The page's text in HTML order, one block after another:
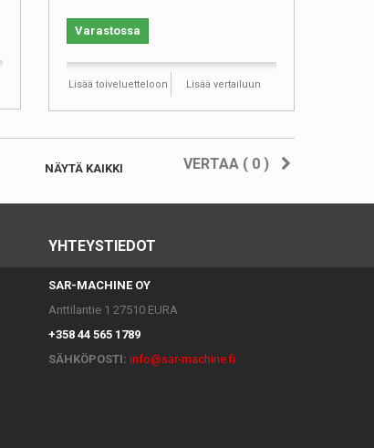
Varastossa
Lisää toiveluetteloon Lisää vertailuun
VERTAA ( 0 )
NÄYTÄ KAIKKI
YHTEYSTIEDOT
SAR-MACHINE OY
Anttilantie 1 27510 EURA
+358 44 565 1789
SÄHKÖPOSTI: info@sar-machine.fi